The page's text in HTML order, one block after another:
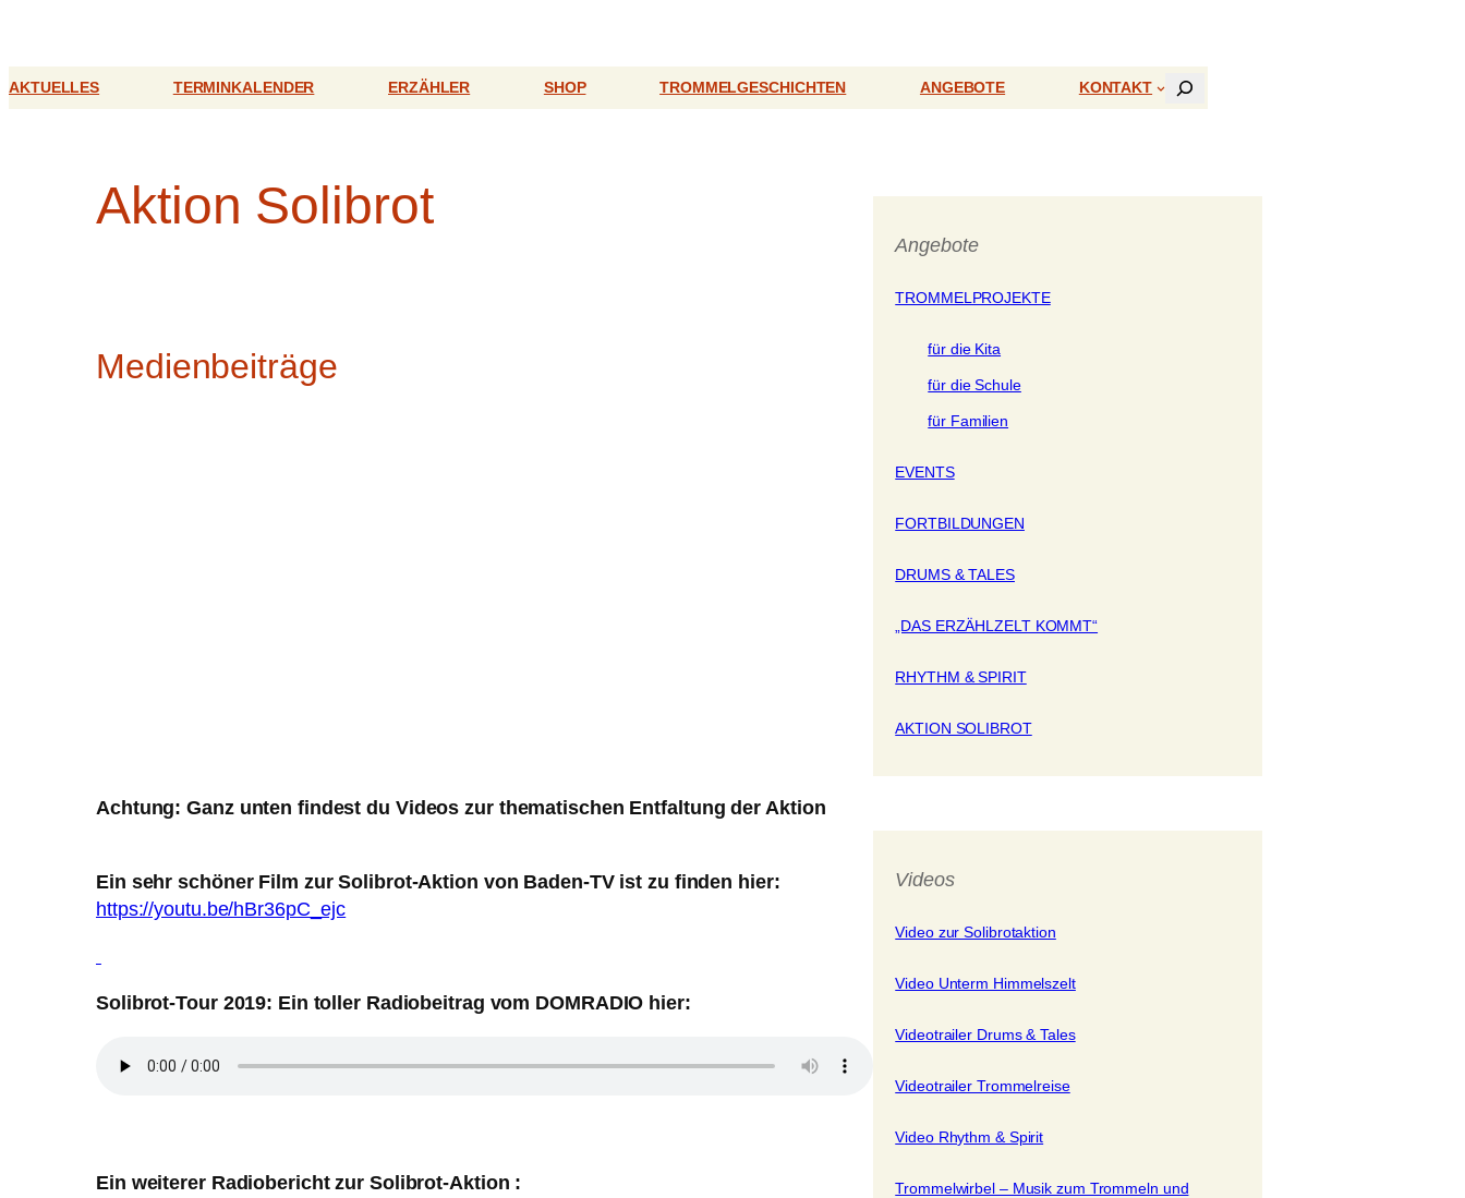
springen
AKTUELLES TERMINKALENDER ERZÄHLER SHOP TROMMELGESCHICHTEN ANGEBOTE KONTAKT Suchen
Aktion Solibrot
Medienbeiträge
Achtung: Ganz unten findest du Videos zur thematischen Entfaltung der Aktion
Ein sehr schöner Film zur Solibrot-Aktion von Baden-TV ist zu finden hier:
https://youtu.be/hBr36pC_ejc
Solibrot-Tour 2019: Ein toller Radiobeitrag vom DOMRADIO hier:
Ein weiterer Radiobericht zur Solibrot-Aktion :
Angebote
TROMMELPROJEKTE
für die Kita
für die Schule
für Familien
EVENTS
FORTBILDUNGEN
DRUMS & TALES
„DAS ERZÄHLZELT KOMMT“
RHYTHM & SPIRIT
AKTION SOLIBROT
Videos
Video zur Solibrotaktion
Video Unterm Himmelszelt
Videotrailer Drums & Tales
Videotrailer Trommelreise
Video Rhythm & Spirit
Trommelwirbel – Musik zum Trommeln und